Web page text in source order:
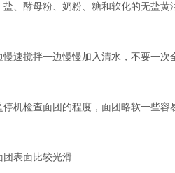
盐、酵母粉、奶粉、糖和软化的无盐黄
慢速搅拌一边慢慢加入清水，不要一
停机检查面团的程度，面团略软一些容
团表面比较光滑